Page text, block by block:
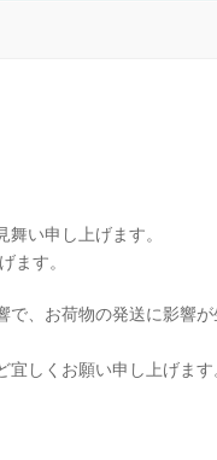
い申し上げます。
ます。
、お荷物の発送に影響が
しくお願い申し上げます